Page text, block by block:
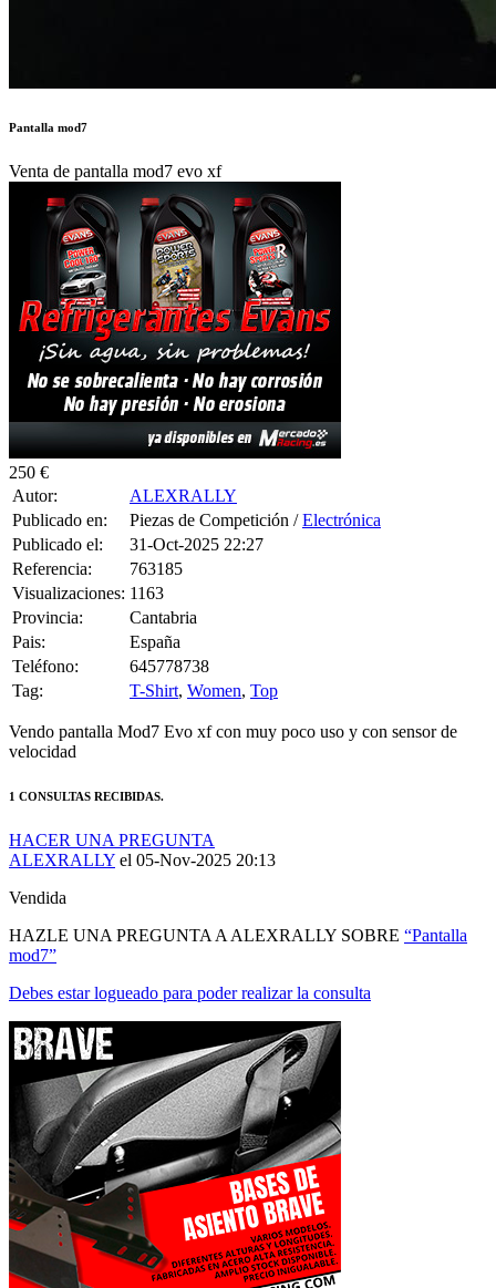
Pantalla mod7
Venta de pantalla mod7 evo xf
250 €
Autor:
ALEXRALLY
Publicado en:
Piezas de Competición /Electrónica
Publicado el:
31-Oct-2025 22:27
Referencia:
763185
Visualizaciones: 1163
Provincia:
Cantabria
Pais:
España
Teléfono:
645778738
Tag:
T-Shirt, Women, Top
Vendo pantalla Mod7 Evo xf con muy poco uso y con sensor de
velocidad
1 CONSULTAS RECIBIDAS.
HACER UNA PREGUNTA
ALEXRALLY el 05-Nov-2025 20:13
Vendida
HAZLE UNA PREGUNTA A ALEXRALLY SOBRE “Pantalla
mod7”
Debes estar logueado para poder realizar la consulta